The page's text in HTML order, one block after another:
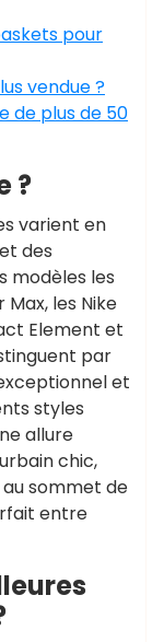
pour
vendue ?
de plus de 50
?
varient en
des
modèles les
les Nike
Element et
par
et
styles
allure
chic,
sommet de
entre